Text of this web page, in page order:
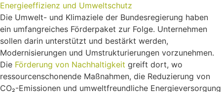
Energieeffizienz und Umweltschutz
Die Umwelt- und Klimaziele der Bundesregierung haben
ein umfangreiches Förderpaket zur Folge. Unternehmen
sollen darin unterstützt und bestärkt werden,
Modernisierungen und Umstrukturierungen vorzunehmen.
Die Förderung von Nachhaltigkeit greift dort, wo
ressourcenschonende Maßnahmen, die Reduzierung von
CO₂-Emissionen und umweltfreundliche Energieversorgung